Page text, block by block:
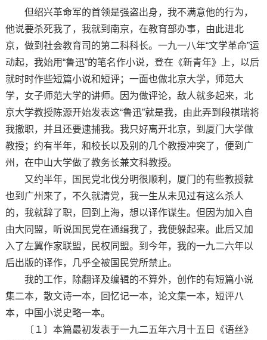
但绍兴革命军的首领是强盗出身，我不满意他的行为，
他说要杀死我了，我就到南京，在教育部办事，由此进北
京，做到社会教育司的第二科科长。一九一八年“文学革命”运
动起，我始用“鲁迅”的笔名作小说，登在《新青年》上，以后
就时时作些短篇小说和短评；一面也做北京大学，师范大
学，女子师范大学的讲师。因为做评论，敌人就多起来，北
京大学教授陈源开始发表这“鲁迅”就是我，由此弄到段祺瑞将
我撤职，并且还要逮捕我。我只好离开北京，到厦门大学做
教授；约有半年，和校长以及别的几个教授冲突了，便到广
州，在中山大学做了教务长兼文科教授。
又约半年，国民党北伐分明很顺利，厦门的有些教授就
也到广州来了，不久就清党，我一生从未见过有这么杀人
的，我就辞了职，回到上海，想以译作谋生。但因为加入自
由大同盟，听说国民党在通缉我了，我便躲起来。此后又加
入了左翼作家联盟，民权同盟。到今年，我的一九二六年以
后出版的译作，几乎全被国民党所禁止。
我的工作，除翻译及编辑的不算外，创作的有短篇小说
集二本，散文诗一本，回忆记一本，论文集一本，短评八
本，中国小说史略一本。
〔１〕本篇最初发表于一九二五年六月十五日《语丝》